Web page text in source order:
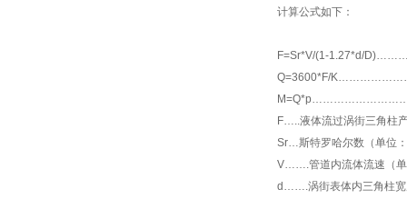
计算公式如下：
F=Sr*V/(1-1.27*d/
Q=3600*F/
F…..液体流过涡街三角柱
Sr…斯特罗哈尔数（单位
V…….管道内流体流速（单
d…….涡街表体内三角柱宽